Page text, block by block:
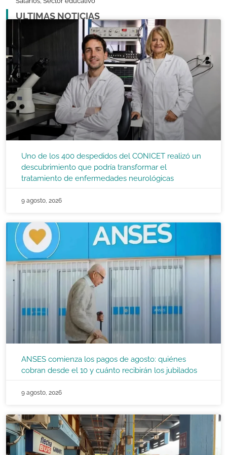
ULTIMAS NOTICIAS
Uno de los 400 despedidos del CONICET realizó un
descubrimiento que podría transformar el
tratamiento de enfermedades neurológicas
9 agosto, 2026
ANSES comienza los pagos de agosto: quiénes
cobran desde el 10 y cuánto recibirán los jubilados
9 agosto, 2026